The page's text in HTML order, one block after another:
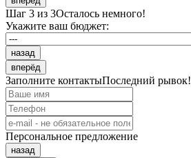
Шаг 3 из 3Осталось немного!
Укажите ваш бюджет:
назад
вперёд
Заполните контактыПоследний рывок!
Персональное предложение
назад